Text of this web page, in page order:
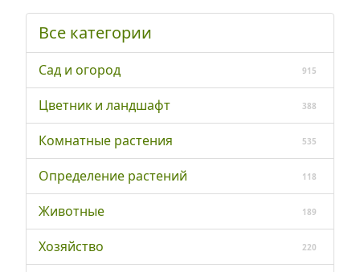
Все категории
Сад и огород 915
Цветник и ландшафт 388
Комнатные растения 535
Определение растений 118
Животные 189
Хозяйство 220